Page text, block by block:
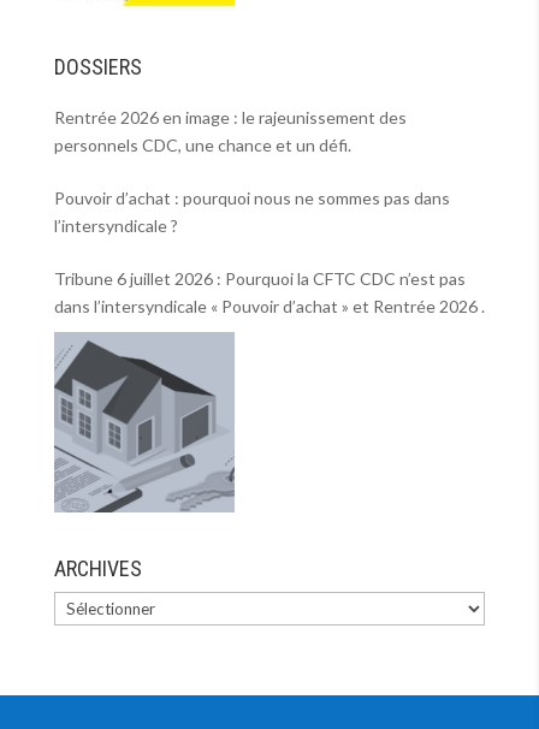
DOSSIERS
Rentrée 2026 en image : le rajeunissement des
personnels CDC, une chance et un défi.
Pouvoir d’achat : pourquoi nous ne sommes pas dans
l’intersyndicale ?
Tribune 6 juillet 2026 : Pourquoi la CFTC CDC n’est pas
dans l’intersyndicale « Pouvoir d’achat » et Rentrée 2026 .
ARCHIVES